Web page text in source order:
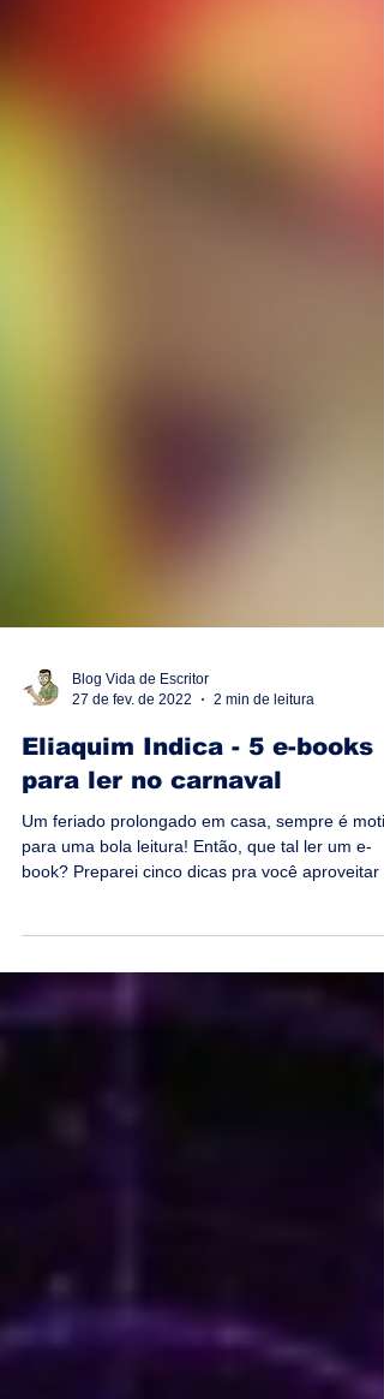
27 de fev. de 2022
2 min de leitura
Eliaquim Indica - 5 e-books
para ler no carnaval
Um feriado prolongado em casa, sempre é
para uma bola leitura! Então, que tal ler um e-